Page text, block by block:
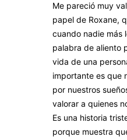
Me pareció muy
papel de Roxane,
cuando nadie más
palabra de aliento
vida de una
importante es que
por nuestros
valorar a quienes
Es una historia
porque muestra